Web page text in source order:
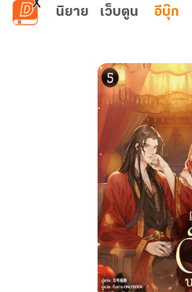
ข้ามไปยังเนื้อหาหลัก
นิยาย เว็บตูน อีบุ๊ก